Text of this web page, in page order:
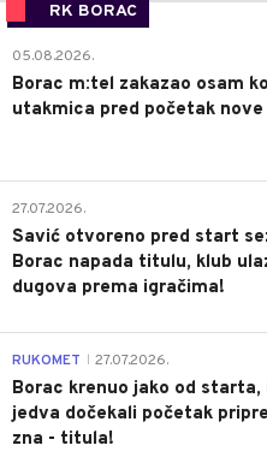
RK BORAC
05.08.2026.
Borac m:tel zakazao osam
utakmica pred početak nove
27.07.2026.
Savić otvoreno pred start
Borac napada titulu, klub
dugova prema igračima!
RUKOMET 27.07.2026.
Borac krenuo jako od starta,
jedva dočekali početak
zna - titula!